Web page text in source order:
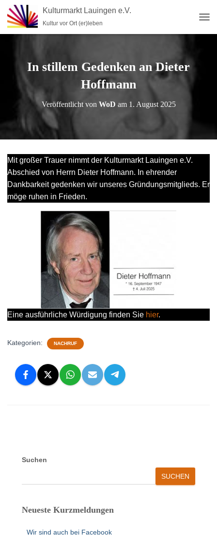
Kulturmarkt Lauingen e.V.
Kultur vor Ort (er)leben
A
H
T
In stillem Gedenken an Dieter
Hoffmann
Veröffentlicht von WoD am 1. August 2025
Mit großer Trauer nimmt der Kulturmarkt Lauingen e.V.
Abschied von Herrn Dieter Hoffmann. In ehrender
Dankbarkeit gedenken wir unseres Gründungsmitglieds. Er
möge ruhen in Frieden.
Eine ausführliche Würdigung finden Sie hier.
Kategorien: NACHRUF
Suchen
SUCHEN
Neueste Kurzmeldungen
Wir sind auch bei Facebook